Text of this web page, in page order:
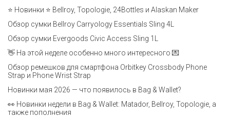
⭐ Новинки ⭐ Bellroy, Topologie, 24Bottles и Alaskan Maker
Обзор сумки Bellroy Carryology Essentials Sling 4L
Обзор сумки Evergoods Civic Access Sling 1L
👋 На этой неделе особенно много интересного 💌
Обзор ремешков для смартфона Orbitkey Crossbody Phone
Strap и Phone Wrist Strap
Новинки мая 2026 — что появилось в Bag & Wallet?
👀 Новинки недели в Bag & Wallet: Matador, Bellroy, Topologie, а
также пополнения